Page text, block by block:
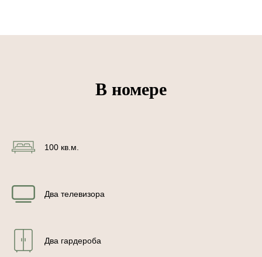
В номере
100 кв.м.
Два телевизора
Два гардероба